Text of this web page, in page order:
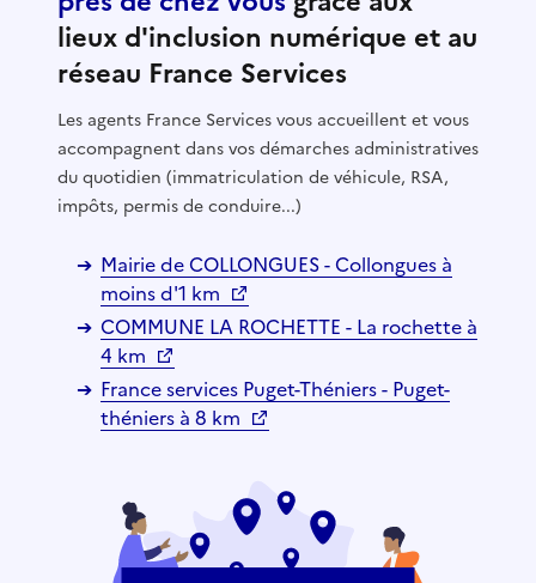
lieux d'inclusion numérique et au
réseau France Services
Les agents France Services vous accueillent et vous
accompagnent dans vos démarches administratives
du quotidien (immatriculation de véhicule, RSA,
impôts, permis de conduire...)
Mairie de COLLONGUES - Collongues à
moins d'1 km
COMMUNE LA ROCHETTE - La rochette à
4 km
France services Puget-Théniers - Puget-
théniers à 8 km